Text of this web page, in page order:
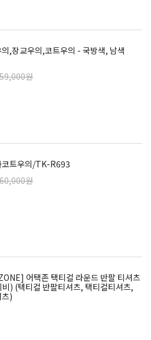
,장교우의,코트우의 - 국방색, 남색
59,000원
코트우의/TK-R693
60,000원
어택존 택티컬 라운드 반팔 티셔츠
) (텍티컬 반팔티셔츠, 택티컬티셔츠,
)